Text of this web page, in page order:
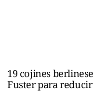
19 cojines
Fuster para